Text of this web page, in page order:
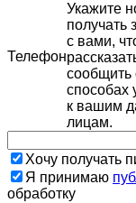
Телефон
Укажите
получать
с вами,
сообщить
способах
к вашим
лицам.
Хочу получать
Я принимаю
обработку